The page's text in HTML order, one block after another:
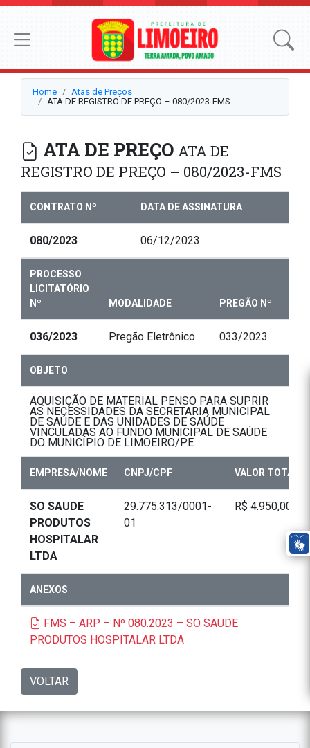
Home
Atas de Preços
ATA DE REGISTRO DE PREÇO – 080/2023-FMS
ATA DE PREÇO ATA DE
REGISTRO DE PREÇO – 080/2023-FMS
CONTRATO Nº DATA DE ASSINATURA
080/2023 06/12/2023
PROCESSO
LICITATÓRIO
Nº
MODALIDADE PREGÃO Nº
036/2023 Pregão Eletrônico 033/2023
OBJETO
AQUISIÇÃO DE MATERIAL PENSO PARA SUPRIR
AS NECESSIDADES DA SECRETARIA MUNICIPAL
DE SAÚDE E DAS UNIDADES DE SAÚDE
VINCULADAS AO FUNDO MUNICIPAL DE SAÚDE
DO MUNICÍPIO DE LIMOEIRO/PE
EMPRESA/NOME CNPJ/CPF VALOR TOTAL
SO SAUDE
PRODUTOS
HOSPITALAR
LTDA
29.775.313/0001-
01
R$ 4.950,00
ANEXOS
FMS – ARP – Nº 080.2023 – SO SAUDE
PRODUTOS HOSPITALAR LTDA
VOLTAR